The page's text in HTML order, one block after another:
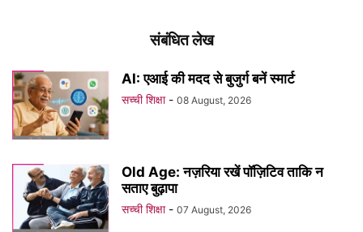
संबंधित लेख
AI: एआई की मदद से बुजुर्ग बनें स्मार्ट
सच्ची शिक्षा - 08 August, 2026
Old Age: नज़रिया रखें पॉज़िटिव ताकि न
सताए बुढ़ापा
सच्ची शिक्षा - 07 August, 2026